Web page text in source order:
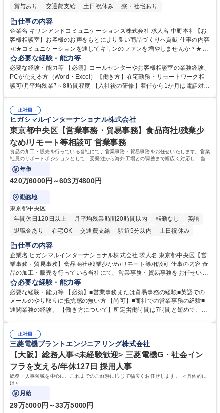
賞与あり 交通費支給 土日祝休み 寮・社宅あり
仕事の内容
企業名 キリンアンドコミュニケーションズ株式会社 求人名 中野本社【お
客様相談室】お客様のお声をもとにより良い商品づくりへ貢献 仕事の内容
≪★コミュニケーションを通してキリンのファンを増やしませんか？★≫
お客様のお声をより良い商品づくりに活かしていく上で、窓口となるお客
様相談室でのお仕事です。 日々お客様からいただくキリングループへのご
意見を、企業活動に活かしています。お客様からの声に迅速かつ誠意をも
って対応、情報提供するとともにグループ内活動に反映しています。 【具
平均100件前後■メール・手紙：同上40件前後 募集職種 中野本社【お客様
相談室】お客様のお声をもとにより良い商品づくりへ貢献
必要な経験・能力等
必要な経験・能力等 【必須】コールセンターやお客様相談室の業務経験、
PCが使える方（Word・Excel）【働き方】在宅勤務・リモートワーク相
談可/月平均残業7～8時間程度 【入社後の研修】着任から1か月は電話対応
すのでご安心ください。 【当社について】キリングループの広報機能を担
う会社として、お客様との出会いを大切にし、磨き上げたホスピタリティ
を込めてコミュニケーションをとりながら広報関連業務を行っておりま
す。 学歴・資格 学歴：大学院 大学 高専 短大 専修学校 高校 語学力： 資
格：
正社員
ヒガシマルインターナショナル株式会社
東京都中央区【営業事務・貿易事務】食品商社/残業少
なめ/リモート等相談可 営業事務
食品の加工・販売を行っている当社にて、営業事務・貿易事務をお任せいたします。営業
社員のサポートポジションとして、受発注から海外工場との調整まで幅広く対応し、当社
事業の根幹を支えていただきます。
年俸
420万6000円～603万4800円
勤務地
東京都中央区
年間休日120日以上
月平均残業時間20時間以内 転勤なし
英語
退職金あり
在宅OK 交通費支給 駅近5分以内 土日祝休み
仕事の内容
企業名 ヒガシマルインターナショナル株式会社 求人名 東京都中央区【営
業事務・貿易事務】食品商社/残業少なめ/リモート等相談可 仕事の内容 食
品の加工・販売を行っている当社にて、営業事務・貿易事務をお任せいた
します。営業社員のサポートポジションとして、受発注から海外工場との
調整まで幅広く対応し、当社事業の根幹を支えていただきます。 ■受発注
業務、請求書発行 ■海外工場とのスケジュール調整 ■在庫管理 ■輸入書類
の確認・作成 ■配送手配 ■通関業者を通して行う輸出入業全般 ■倉庫との
ルプロデュースしているため、商品に関わる全ての業務をサポート頂きま
す。 募集職種 東京都中央区【営業事務・貿易事務】食品商社/残業少なめ/
リモート等相談可
必要な経験・能力等
必要な経験・能力等 【必須】■営業事務または貿易事務の経験■英語での
メールのやり取りに抵抗感の無い方 【尚可】■商社での営業事務の経験■
通関業務の経験。 【働き方について】所定労働時間は7時間と短めで、残
の強み】1991年の設立以来、外食産業を中心としたお客様の多様なニー
ズに沿った冷凍水産物等の生産・輸入・販売を一貫して手掛けています。
自社工場と海外拠点の強固な連携によるワンストップサービスが最大の強
みです。 学歴・資格 学歴：大学院 大学 語学力：英語 資格：
正社員
三菱電機プラントエンジニアリング株式会社
【大阪】総務人事<未経験歓迎> 三菱電機G・社会イン
フラを支える/年休127日 採用人事
総務・人事領域を中心に、これまでのご経験に応じて幅広くお任せします。 ＜具体的に
は＞
月給
29万5000円～33万5000円